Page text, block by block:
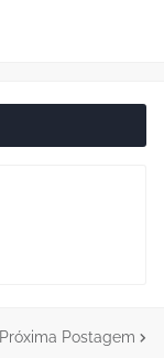
Próxima Postagem